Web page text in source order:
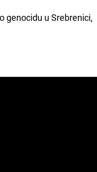
genocidu u Srebrenici,